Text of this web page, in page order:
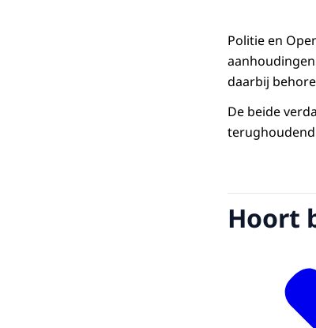
Politie en
daarbij
De beide
Hoort